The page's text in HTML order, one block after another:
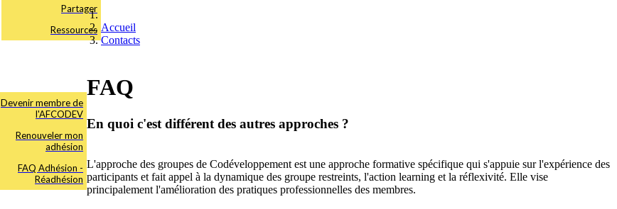
Partager
Ressources
Devenir membre de
l'AFCODEV
Renouveler mon
adhésion
FAQ Adhésion -
Réadhésion
Accueil
Contacts
FAQ
En quoi c'est différent des autres approches ?
L'approche des groupes de Codéveloppement est une approche formative spécifique qui s'appuie sur l'expérience des
participants et fait appel à la dynamique des groupe restreints, l'action learning et la réflexivité. Elle vise
principalement l'amélioration des pratiques professionnelles des membres.